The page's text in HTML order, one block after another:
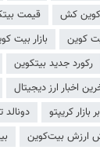
کش
قیمت
کوین بازار بیت
رکورد جدید بیتکوین
اخبار ارز دیجیتال
بازار کریپتو دونالد
ارزش بیت‌کوین